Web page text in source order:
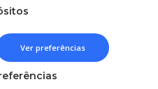
Ver preferências